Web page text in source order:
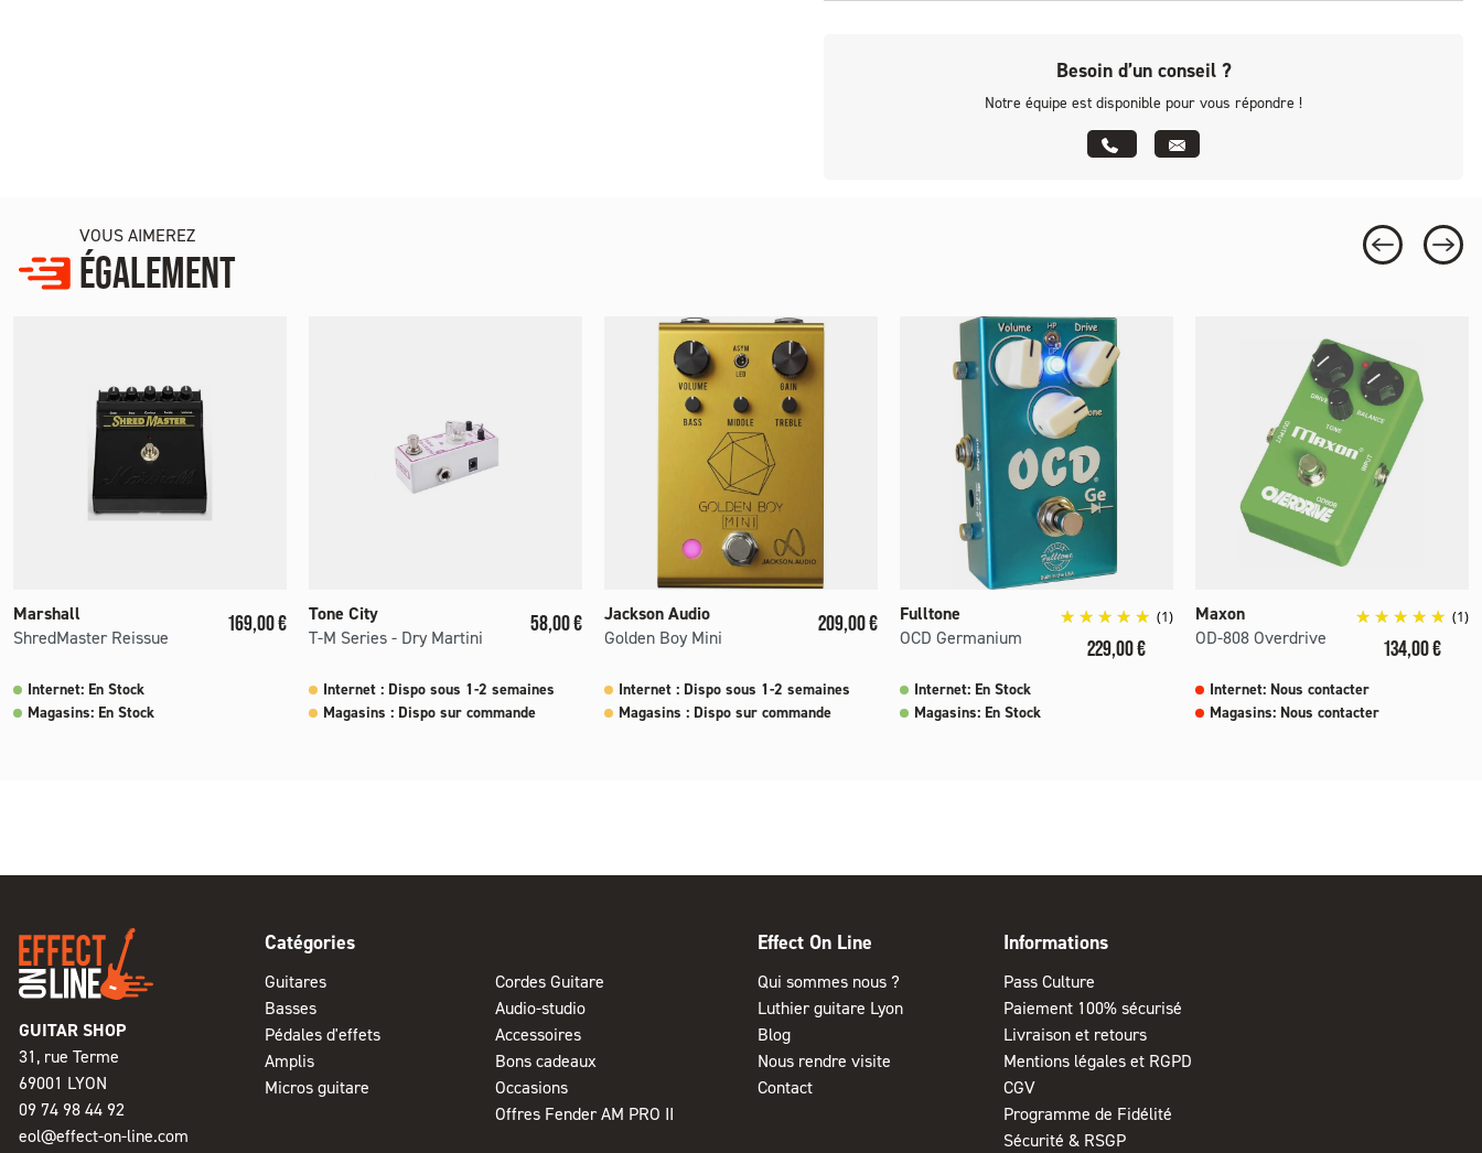
Besoin d’un conseil ?
Notre équipe est disponible pour vous répondre !
VOUS AIMEREZ
ÉGALEMENT
Marshall
ShredMaster Reissue
Prix
169,00 €
Internet: En Stock
Magasins: En Stock
Tone City
T-M Series - Dry Martini
Prix
58,00 €
Internet : Dispo sous 1-2 semaines
Magasins : Dispo sur commande
Jackson Audio
Golden Boy Mini
Prix
209,00 €
Internet : Dispo sous 1-2 semaines
Magasins : Dispo sur commande
Fulltone
OCD Germanium
(1)
Prix
229,00 €
Internet: En Stock
Magasins: En Stock
Maxon
OD-808 Overdrive
(1)
Prix
134,00 €
Internet: Nous contacter
Magasins: Nous contacter
GUITAR SHOP
31, rue Terme
69001 LYON
09 74 98 44 92
eol@effect-on-line.com
Catégories
Guitares
Basses
Pédales d'effets
Amplis
Micros guitare
Cordes Guitare
Audio-studio
Accessoires
Bons cadeaux
Occasions
Offres Fender AM PRO II
Effect On Line
Qui sommes nous ?
Luthier guitare Lyon
Blog
Nous rendre visite
Contact
Informations
Pass Culture
Paiement 100% sécurisé
Livraison et retours
Mentions légales et RGPD
CGV
Programme de Fidélité
Sécurité & RSGP